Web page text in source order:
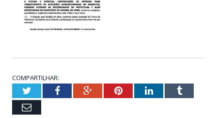
COMPARTILHAR:
TwitterFacebookGoogle+PinterestLinkedInTumblr
Email